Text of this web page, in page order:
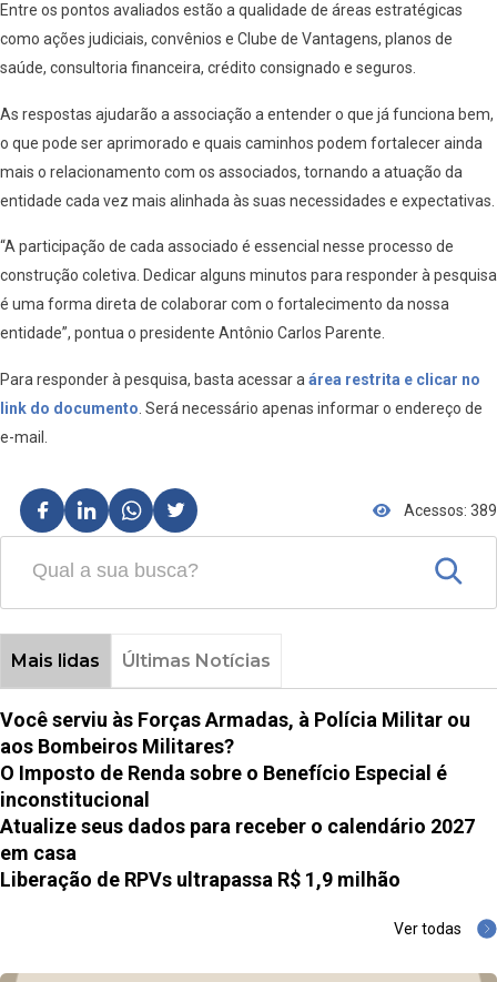
Entre os pontos avaliados estão a qualidade de áreas estratégicas
como ações judiciais, convênios e Clube de Vantagens, planos de
saúde, consultoria financeira, crédito consignado e seguros.
As respostas ajudarão a associação a entender o que já funciona bem,
o que pode ser aprimorado e quais caminhos podem fortalecer ainda
mais o relacionamento com os associados, tornando a atuação da
entidade cada vez mais alinhada às suas necessidades e expectativas.
“A participação de cada associado é essencial nesse processo de
construção coletiva. Dedicar alguns minutos para responder à pesquisa
é uma forma direta de colaborar com o fortalecimento da nossa
entidade”, pontua o presidente Antônio Carlos Parente.
Para responder à pesquisa, basta acessar a área restrita e clicar no
link do documento . Será necessário apenas informar o endereço de
e-mail.
Acessos: 389
Mais lidas Últimas Notícias
Você serviu às Forças Armadas, à Polícia Militar ou
aos Bombeiros Militares?
O Imposto de Renda sobre o Benefício Especial é
inconstitucional
Atualize seus dados para receber o calendário 2027
em casa
Liberação de RPVs ultrapassa R$ 1,9 milhão
Ver todas